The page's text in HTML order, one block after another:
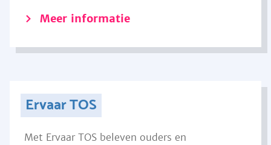
Meer informatie
Ervaar TOS
Met Ervaar TOS beleven ouders en